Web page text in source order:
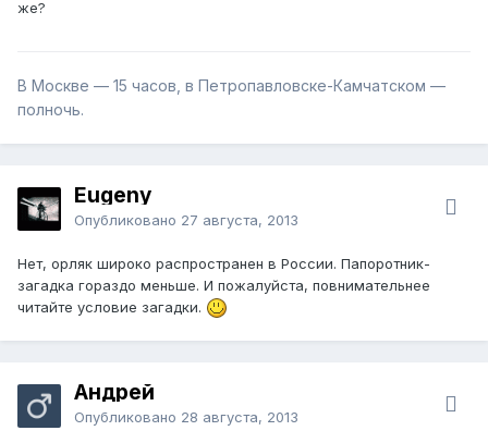
же?
В Москве — 15 часов, в Петропавловске-Камчатском —
полночь.
Eugeny
Опубликовано 27 августа, 2013
Нет, орляк широко распространен в России. Папоротник-
загадка гораздо меньше. И пожалуйста, повнимательнее
читайте условие загадки.
Андрей
Опубликовано 28 августа, 2013